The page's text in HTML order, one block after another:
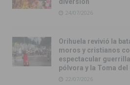
diversión
24/07/2026
Orihuela revivió la
moros y cristianos
espectacular
pólvora y la Toma
22/07/2026